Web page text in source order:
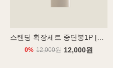
0% 12,000원 12,000원